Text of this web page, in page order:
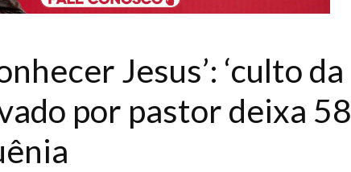
Jesus’: ‘culto da
por pastor deixa 58